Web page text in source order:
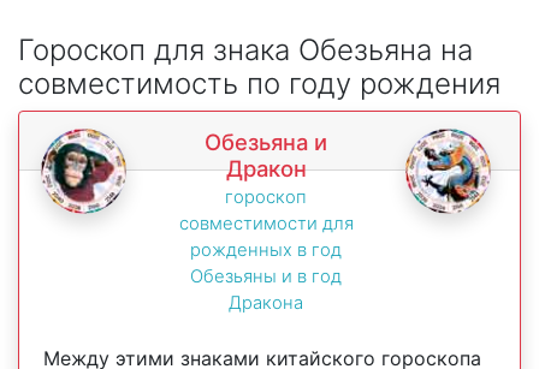
Гороскоп для знака Обезьяна на
совместимость по году рождения
Обезьяна и
Дракон
гороскоп
совместимости для
рожденных в год
Обезьяны и в год
Дракона
Между этими знаками китайского гороскопа